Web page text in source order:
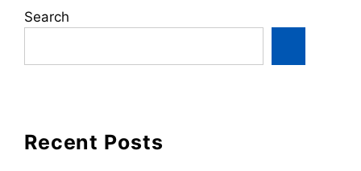
Search
Recent Posts